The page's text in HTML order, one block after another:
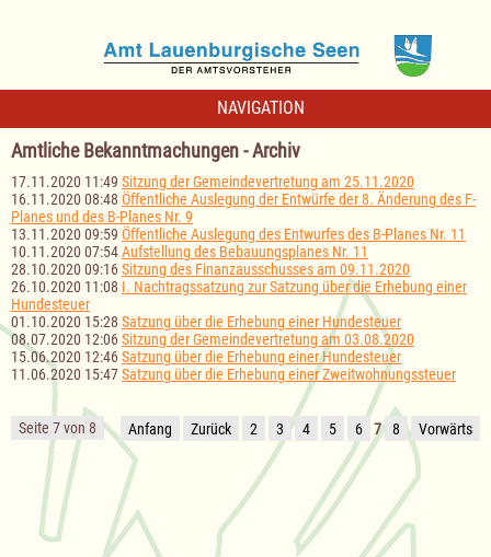
NAVIGATION
Amtliche Bekanntmachungen - Archiv
17.11.2020 11:49 Sitzung der Gemeindevertretung am 25.11.2020
16.11.2020 08:48 Öffentliche Auslegung der Entwürfe der 8. Änderung des F-
Planes und des B-Planes Nr. 9
13.11.2020 09:59 Öffentliche Auslegung des Entwurfes des B-Planes Nr. 11
10.11.2020 07:54Aufstellung des Bebauungsplanes Nr. 11
28.10.2020 09:16Sitzung des Finanzausschusses am 09.11.2020
26.10.2020 11:08 I. Nachtragssatzung zur Satzung über die Erhebung einer
Hundesteuer
01.10.2020 15:28 Satzung über die Erhebung einer Hundesteuer
08.07.2020 12:06Sitzung der Gemeindevertretung am 03.08.2020
15.06.2020 12:46Satzung über die Erhebung einer Hundesteuer
11.06.2020 15:47Satzung über die Erhebung einer Zweitwohnungssteuer
Seite 7 von 8 Anfang Zurück 2 3 4 5 6 7 8 Vorwärts